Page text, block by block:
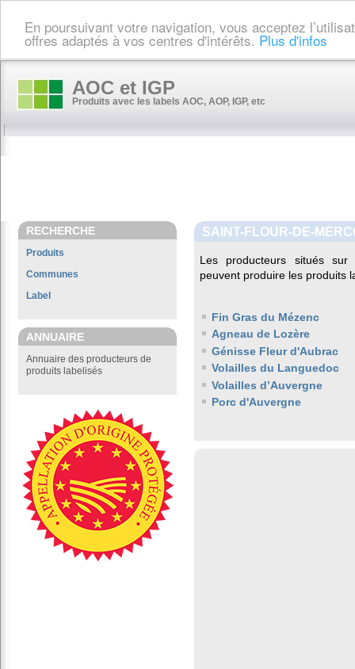
En poursuivant votre navigation, vous acceptez
offres adaptés à vos centres d'intérêts. Plus d'infos
AOC et IGP
Produits avec les labels AOC, AOP, IGP, etc
RECHERCHE
Produits
Communes
Label
ANNUAIRE
Annuaire des producteurs de
produits labelisés
SAINT-FLOUR-DE-
Les producteurs situés
peuvent produire les produits
Fin Gras du Mézenc
Agneau de Lozère
Génisse Fleur d'Aubrac
Volailles du Languedoc
Volailles d’Auvergne
Porc d'Auvergne